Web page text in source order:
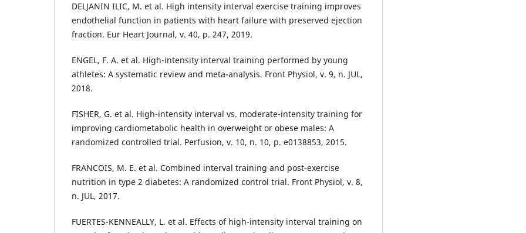
DELJANIN ILIC, M. et al. High intensity interval exercise training improves
endothelial function in patients with heart failure with preserved ejection
fraction. Eur Heart Journal, v. 40, p. 247, 2019.
ENGEL, F. A. et al. High-intensity interval training performed by young
athletes: A systematic review and meta-analysis. Front Physiol, v. 9, n. JUL,
2018.
FISHER, G. et al. High-intensity interval vs. moderate-intensity training for
improving cardiometabolic health in overweight or obese males: A
randomized controlled trial. Perfusion, v. 10, n. 10, p. e0138853, 2015.
FRANCOIS, M. E. et al. Combined interval training and post-exercise
nutrition in type 2 diabetes: A randomized control trial. Front Physiol, v. 8,
n. JUL, 2017.
FUERTES-KENNEALLY, L. et al. Effects of high-intensity interval training on